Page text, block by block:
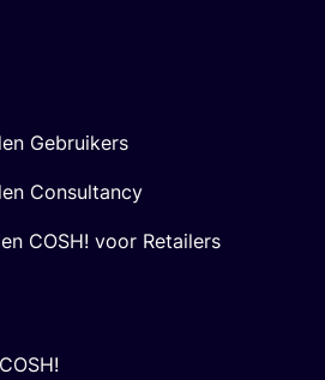
Gebruikers
Consultancy
COSH! voor Retailers